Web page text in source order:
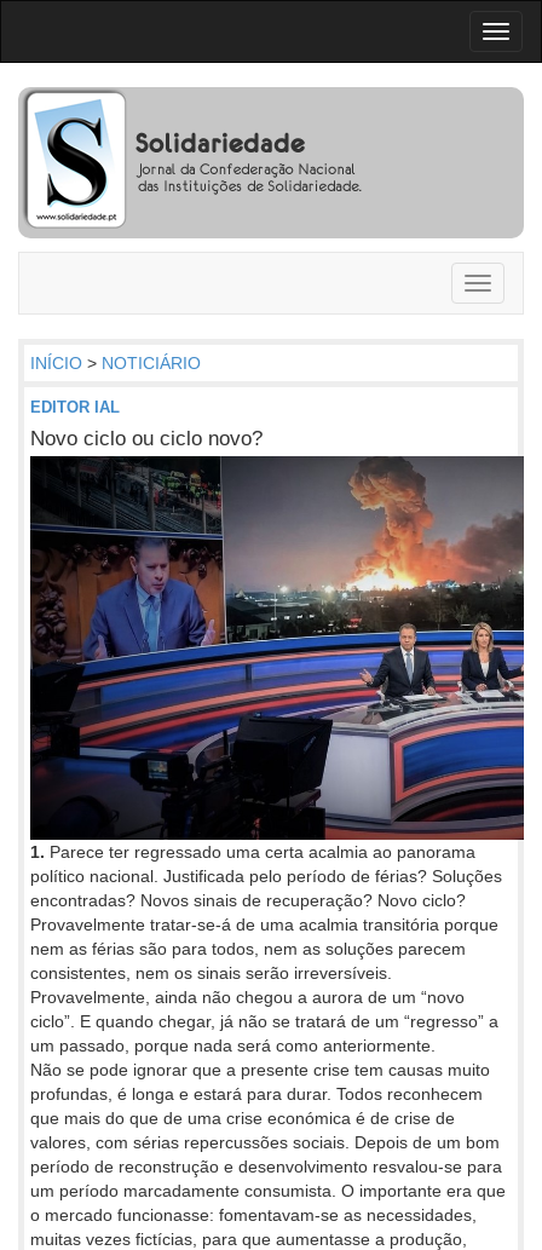
Toggle
INÍCIO > NOTICIÁRIO
EDITOR IAL
Novo ciclo ou ciclo novo?
1. Parece ter regressado uma certa acalmia ao panorama
político nacional. Justificada pelo período de férias? Soluções
encontradas? Novos sinais de recuperação? Novo ciclo?
Provavelmente tratar-se-á de uma acalmia transitória porque
nem as férias são para todos, nem as soluções parecem
consistentes, nem os sinais serão irreversíveis.
Provavelmente, ainda não chegou a aurora de um “novo
ciclo”. E quando chegar, já não se tratará de um “regresso” a
um passado, porque nada será como anteriormente.
Não se pode ignorar que a presente crise tem causas muito
profundas, é longa e estará para durar. Todos reconhecem
que mais do que de uma crise económica é de crise de
valores, com sérias repercussões sociais. Depois de um bom
período de reconstrução e desenvolvimento resvalou-se para
um período marcadamente consumista. O importante era que
o mercado funcionasse: fomentavam-se as necessidades,
muitas vezes fictícias, para que aumentasse a produção,